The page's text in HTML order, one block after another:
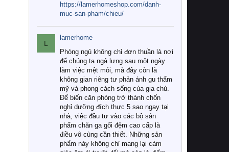
https://lamerhomeshop.com/danh-
muc-san-pham/chieu/
L
lamerhome
Phòng ngủ không chỉ đơn thuần là nơi
để chúng ta ngả lưng sau một ngày
làm việc mệt mỏi, mà đây còn là
không gian riêng tư phản ánh gu thẩm
mỹ và phong cách sống của gia chủ.
Để biến căn phòng trở thành chốn
nghỉ dưỡng đích thực 5 sao ngay tại
nhà, việc đầu tư vào các bộ sản
phẩm chăn ga gối đệm cao cấp là
điều vô cùng cần thiết. Những sản
phẩm này không chỉ mang lại cảm